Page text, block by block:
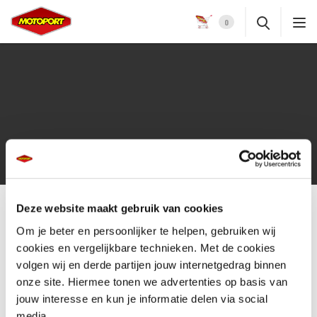
Deze website maakt gebruik van cookies
Om je beter en persoonlijker te helpen, gebruiken wij
cookies en vergelijkbare technieken. Met de cookies
volgen wij en derde partijen jouw internetgedrag binnen
onze site. Hiermee tonen we advertenties op basis van
jouw interesse en kun je informatie delen via social
0
De juiste motor voor elk
type rijder
De ene motorrijder is de andere niet. Daarom heeft MotoPort voor elk